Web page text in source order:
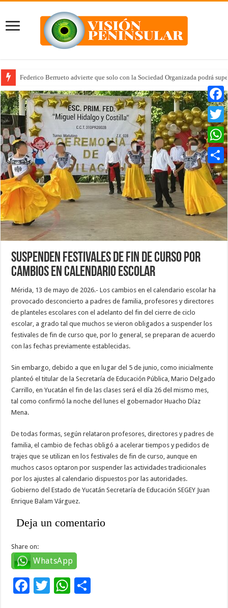
Federico Berrueto advierte que solo con la Sociedad Organizada podrá
Suspenden festivales de fin de curso por
cambios en calendario escolar
Mérida, 13 de mayo de 2026.- Los cambios en el calendario escolar ha
provocado desconcierto a padres de familia, profesores y directores
de planteles escolares con el adelanto del fin del cierre de ciclo
escolar, a grado tal que muchos se vieron obligados a suspender los
festivales de fin de curso que, por lo general, se preparan de acuerdo
con las fechas previamente establecidas.
Sin embargo, debido a que en lugar del 5 de junio, como inicialmente
planteó el titular de la Secretaría de Educación Pública, Mario Delgado
Carrillo, en Yucatán el fin de las clases será el día 26 del mismo mes,
tal como confirmó la noche del lunes el gobernador Huacho Díaz
Mena.
De todas formas, según relataron profesores, directores y padres de
familia, el cambio de fechas obligó a acelerar tiempos y pedidos de
trajes que se utilizan en los festivales de fin de curso, aunque en
muchos casos optaron por suspender las actividades tradicionales
por los ajustes al calendario dispuestos por las autoridades.
Gobierno del Estado de Yucatán Secretaría de Educación SEGEY Juan
Enrique Balam Várguez.
Deja un comentario
Share on:
WhatsApp
F
T
W
Twitter